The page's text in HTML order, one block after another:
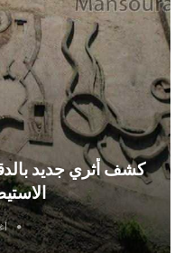
كشف أثري جديد